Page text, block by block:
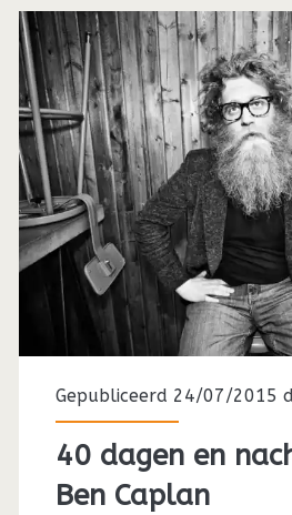
Gepubliceerd 24/07/2015
40 dagen en
Ben Caplan